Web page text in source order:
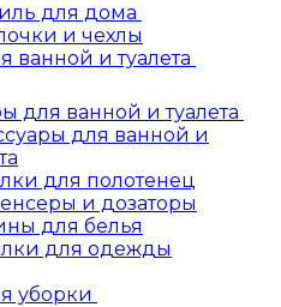
для дома
и чехлы
ванной и туалета
для ванной и туалета
для ванной и
для полотенец
и дозаторы
для белья
для одежды
уборки